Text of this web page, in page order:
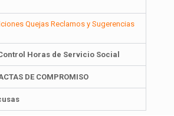
Quejas Reclamos y Sugerencias
Horas de Servicio Social
DE COMPROMISO